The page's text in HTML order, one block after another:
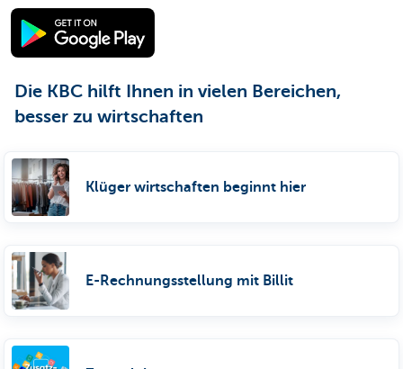
Die KBC hilft Ihnen in vielen Bereichen,
besser zu wirtschaften
Klüger wirtschaften beginnt hier
E-Rechnungsstellung mit Billit